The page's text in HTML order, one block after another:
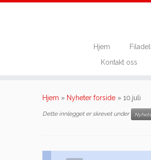
Hjem
Kontakt oss
Hjem » Nyheter forside » 10.juli
Dette innlegget er skrevet under